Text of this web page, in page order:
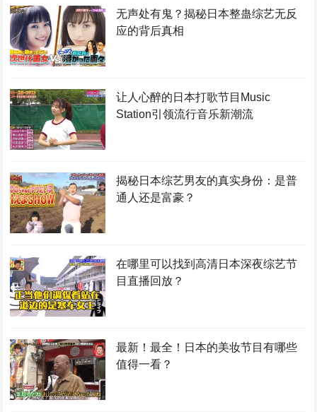
无声处有鬼？揭秘日本整蛊综艺无反
应的背后真相
让人心醉的日本打歌节目Music
Station引领流行音乐新潮流
揭秘日本综艺男友的真实身份：是普
通人还是富豪？
在哪里可以找到高清日本深夜综艺节
目直播回放？
最新！最全！日本的美妆节目有哪些
值得一看？